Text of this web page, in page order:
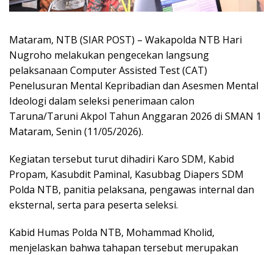
Mataram, NTB (SIAR POST) – Wakapolda NTB Hari
Nugroho melakukan pengecekan langsung
pelaksanaan Computer Assisted Test (CAT)
Penelusuran Mental Kepribadian dan Asesmen Mental
Ideologi dalam seleksi penerimaan calon
Taruna/Taruni Akpol Tahun Anggaran 2026 di SMAN 1
Mataram, Senin (11/05/2026).
Kegiatan tersebut turut dihadiri Karo SDM, Kabid
Propam, Kasubdit Paminal, Kasubbag Diapers SDM
Polda NTB, panitia pelaksana, pengawas internal dan
eksternal, serta para peserta seleksi.
Kabid Humas Polda NTB, Mohammad Kholid,
menjelaskan bahwa tahapan tersebut merupakan